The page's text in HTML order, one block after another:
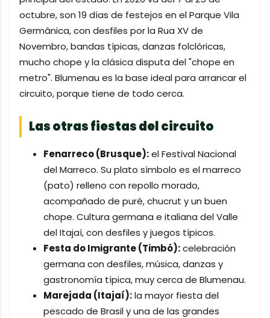
octubre, son 19 días de festejos en el Parque Vila
Germânica, con desfiles por la Rua XV de
Novembro, bandas típicas, danzas folclóricas,
mucho chope y la clásica disputa del "chope en
metro". Blumenau es la base ideal para arrancar el
circuito, porque tiene de todo cerca.
Las otras fiestas del circuito
Fenarreco (Brusque):el Festival Nacional
del Marreco. Su plato símbolo es el marreco
(pato) relleno con repollo morado,
acompañado de puré, chucrut y un buen
chope. Cultura germana e italiana del Valle
del Itajaí, con desfiles y juegos típicos.
Festa do Imigrante (Timbó):celebración
germana con desfiles, música, danzas y
gastronomía típica, muy cerca de Blumenau.
Marejada (Itajaí):la mayor fiesta del
pescado de Brasil y una de las grandes